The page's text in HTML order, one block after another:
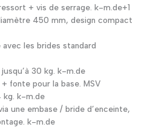
+ vis de serrage. k-m.de+1
450 mm, design compact
les brides standard
30 kg. k-m.de
fonte pour la base. MSV
kg. k-m.de
une embase / bride d’enceinte,
k-m.de